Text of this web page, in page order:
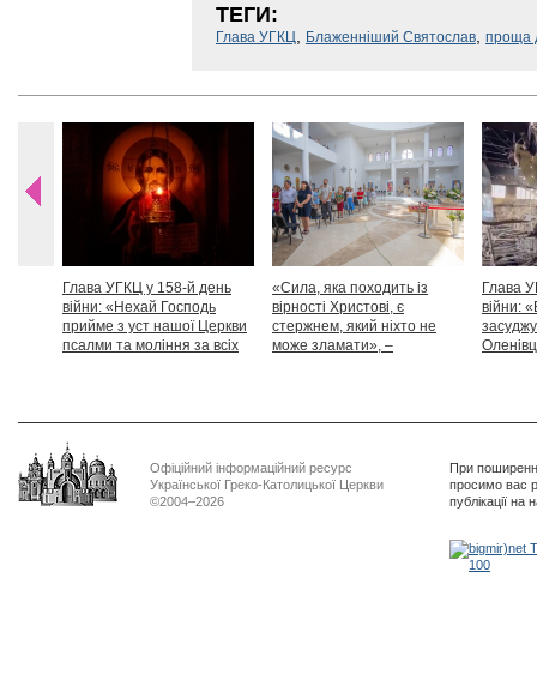
ТЕГИ:
Глава УГКЦ Блаженніший Святослав проща
Глава УГКЦ у 158-й день
війни: «Нехай Господь
прийме з уст нашої Церкви
псалми та моління за всіх
«Сила, яка походить із
вірності Христові, є
стержнем, який ніхто не
може зламати», –
Глава
війни:
Офіційний інформаційний ресурс
Української Греко-Католицької Церкви
©2004–2026
При
просимо вас
публікації на